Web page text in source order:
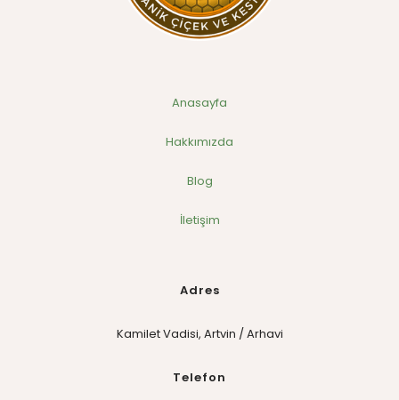
Anasayfa
Hakkımızda
Blog
İletişim
Adres
Kamilet Vadisi, Artvin / Arhavi
Telefon